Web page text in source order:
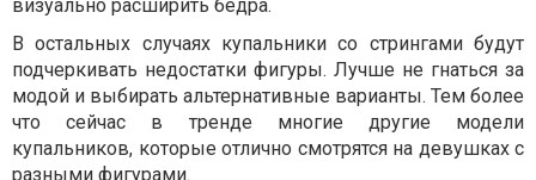
визуально расширить бедра.
В остальных случаях купальники со стрингами будут
подчеркивать недостатки фигуры. Лучше не гнаться за
модой и выбирать альтернативные варианты. Тем более
что сейчас в тренде многие другие модели
купальников, которые отлично смотрятся на девушках с
разными фигурами.